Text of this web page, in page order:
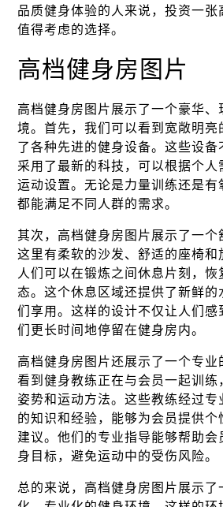
品质健身体验的人来说，投资一张
值得考虑的选择。
高档健身房图片
高档健身房图片展示了一个豪华、
境。首先，我们可以看到宽敞明亮
了各种先进的健身设备。这些设备
采用了最新的科技，可以根据个人
运动设置。无论是力量训练还是有
都能满足不同人群的需求。
其次，高档健身房图片展示了一个
这里有柔软的沙发、舒适的座椅和
人们可以在锻炼之间休息片刻，恢
态。这个休息区域还提供了新鲜的
们享用。这样的设计不仅让人们感
们更长时间地停留在健身房内。
高档健身房图片还展示了一个专业
看到健身教练正在与会员一起训练
姿势和运动方法。这些教练经过专
的知识和经验，能够为会员提供个
建议。他们的专业指导能够帮助会
身目标，避免运动中的受伤风险。
总的来说，高档健身房图片展示了